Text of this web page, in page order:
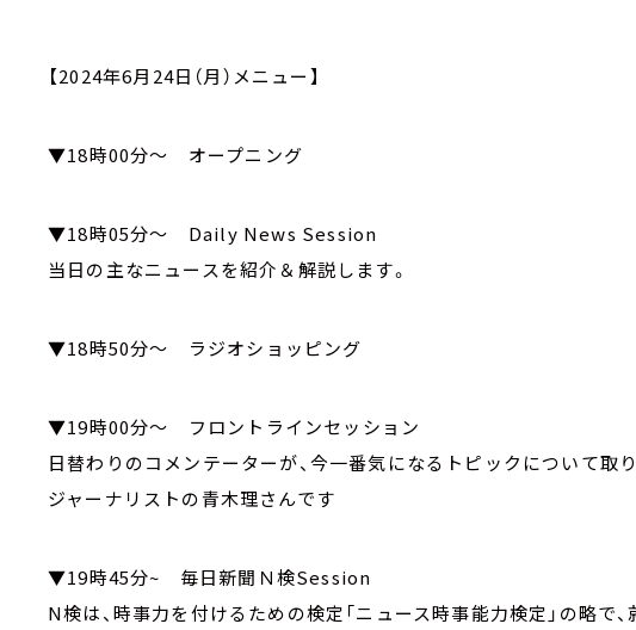
【2024年6月24日（月）メニュー】
▼18時00分～ オープニング
▼18時05分～ Daily News Session
当日の主なニュースを紹介＆解説します。
▼18時50分～ ラジオショッピング
▼19時00分～ フロントラインセッション
日替わりのコメンテーターが、今一番気になるトピックについて取
ジャーナリストの青木理さんです
▼19時45分~ 毎日新聞Ｎ検Session
N検は、時事力を付けるための検定「ニュース時事能力検定」の略で